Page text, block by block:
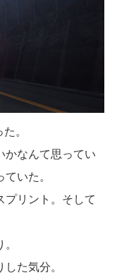
。
かなんて思ってい
いた。
プリント。そして
た気分。